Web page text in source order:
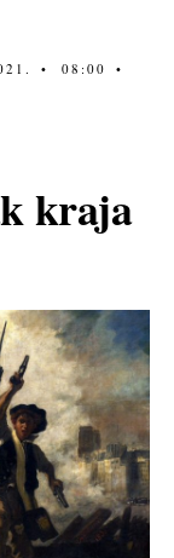
• 08:00
•
kraja